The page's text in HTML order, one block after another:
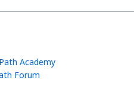
Academy
Forum